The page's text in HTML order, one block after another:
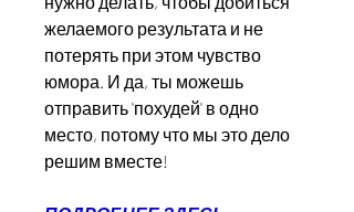
желаемого результата и не
потерять при этом чувство
юмора. И да, ты можешь
отправить 'похудей' в одно
место, потому что мы это дело
решим вместе!